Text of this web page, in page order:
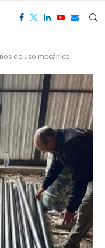
de uso mecánico